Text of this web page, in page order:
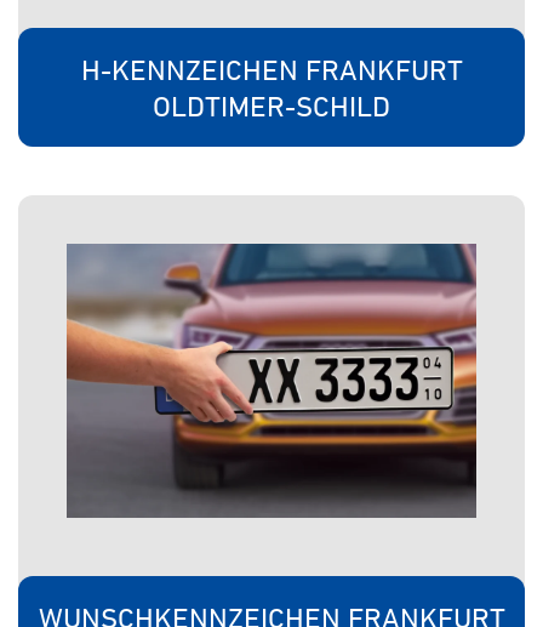
H-KENNZEICHEN FRANKFURT
OLDTIMER-SCHILD
WUNSCHKENNZEICHEN FRANKFURT